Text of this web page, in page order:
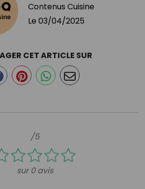
Contenus Cuisine
Le 03/04/2025
/5
sur 0 avis
CET ARTICLE SUR